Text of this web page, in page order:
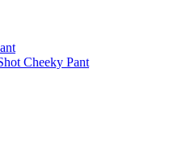
Cheeky Pant